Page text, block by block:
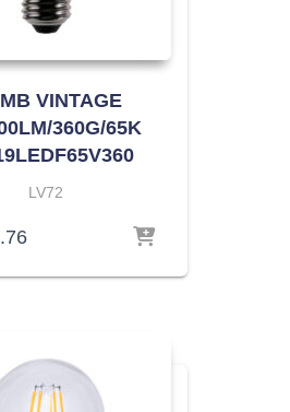
VINTAGE
360G/65K
LV72